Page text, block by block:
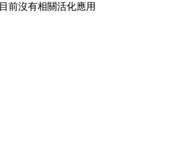
目前沒有相關活化應用